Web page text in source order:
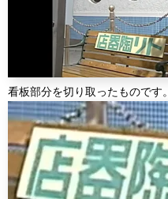
看板部分を切り取ったものです。